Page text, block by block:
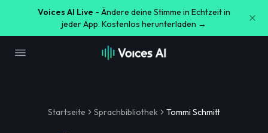
Voices AI Live - Ändere deine Stimme in Echtzeit in
jeder App. Kostenlos herunterladen →
Startseite Sprachbibliothek Tommi Schmitt